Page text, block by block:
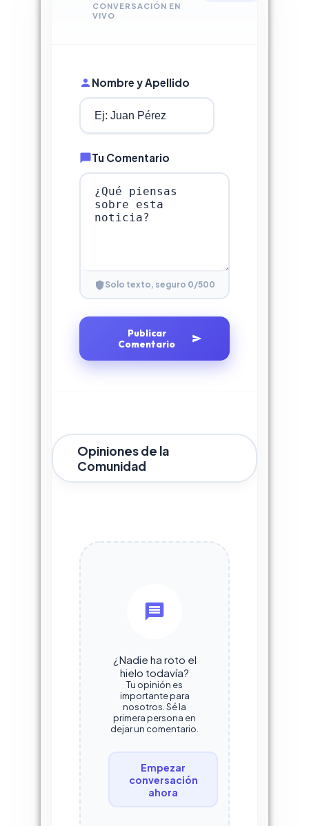
CONVERSACIÓN EN
VIVO
Nombre y Apellido
Tu Comentario
Solo texto, seguro 0/500
Publicar
Comentario
Opiniones de la
Comunidad
¿Nadie ha roto el
hielo todavía?
Tu opinión es
importante para
nosotros. Sé la
primera persona en
dejar un comentario.
Empezar
conversación
ahora